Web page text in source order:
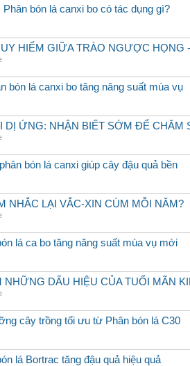
Phân bón lá canxi bo có tác dụng gì?
HIỂM GIỮA TRÀO NGƯỢC
bón lá canxi bo tăng năng suất mùa vụ
DỊ ỨNG: NHẬN BIẾT SỚM ĐỂ CHĂM
bón lá canxi giúp cây đậu quả bền
NHẮC LẠI VẮC-XIN CÚM MỖI NĂM?
lá ca bo tăng năng suất mùa vụ mới
NHỮNG DẤU HIỆU CỦA TUỔI MÃN
cây trồng tối ưu từ Phân bón lá C30
lá Bortrac tăng đậu quả hiệu quả